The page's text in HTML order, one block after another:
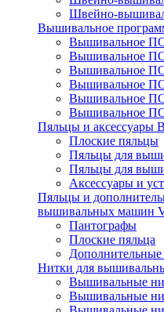
Швейно-
Вышивальное
Вышивальное
Вышивальное
Вышивальное
Вышивальное
Вышивальное
Вышивальное
Пяльцы и аксессуары
Плоские пяльцы
Пяльцы для
Пяльцы для
Аксессуары и
Пяльцы и
вышивальных машин
Пантографы
Плоские пяльца
Дополнительные
Нитки для
Вышивальные
Вышивальные